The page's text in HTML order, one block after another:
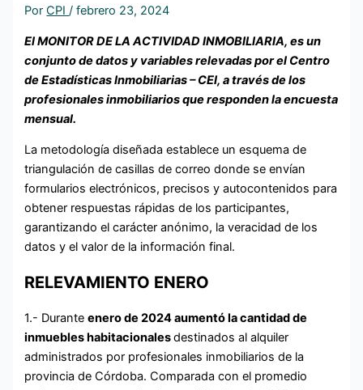
PorCPI/febrero 23, 2024
El MONITOR DE LA ACTIVIDAD INMOBILIARIA, es un
conjunto de datos y variables relevadas por el Centro
de Estadísticas Inmobiliarias – CEI, a través de los
profesionales inmobiliarios que responden la encuesta
mensual.
La metodología diseñada establece un esquema de
triangulación de casillas de correo donde se envían
formularios electrónicos, precisos y autocontenidos para
obtener respuestas rápidas de los participantes,
garantizando el carácter anónimo, la veracidad de los
datos y el valor de la información final.
RELEVAMIENTO ENERO
1.- Duranteenero de 2024 aumentó la cantidad de
inmuebles habitacionalesdestinados al alquiler
administrados por profesionales inmobiliarios de la
provincia de Córdoba. Comparada con el promedio